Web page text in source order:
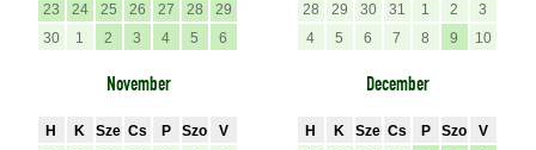
23
24 25 26 27 28
29
30
1 2 3 4 5 6
28
29 30 31 1 2
3
4
5 6 7 8 9 10
November
H K Sze Cs P Szo
V
December
H K Sze Cs P Szo
V